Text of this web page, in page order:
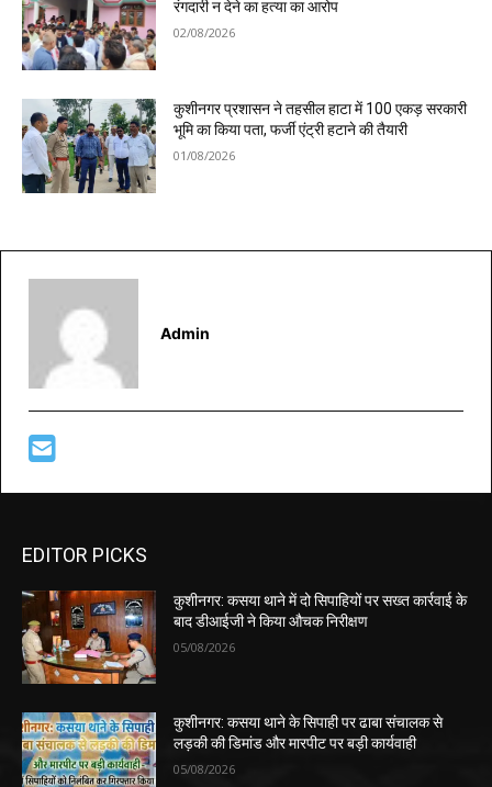
रंगदारी न देने का हत्या का आरोप
02/08/2026
कुशीनगर प्रशासन ने तहसील हाटा में 100 एकड़ सरकारी
भूमि का किया पता, फर्जी एंट्री हटाने की तैयारी
01/08/2026
Admin
EDITOR PICKS
कुशीनगर: कसया थाने में दो सिपाहियों पर सख्त कार्रवाई के
बाद डीआईजी ने किया औचक निरीक्षण
05/08/2026
कुशीनगर: कसया थाने के सिपाही पर ढाबा संचालक से
लड़की की डिमांड और मारपीट पर बड़ी कार्यवाही
05/08/2026